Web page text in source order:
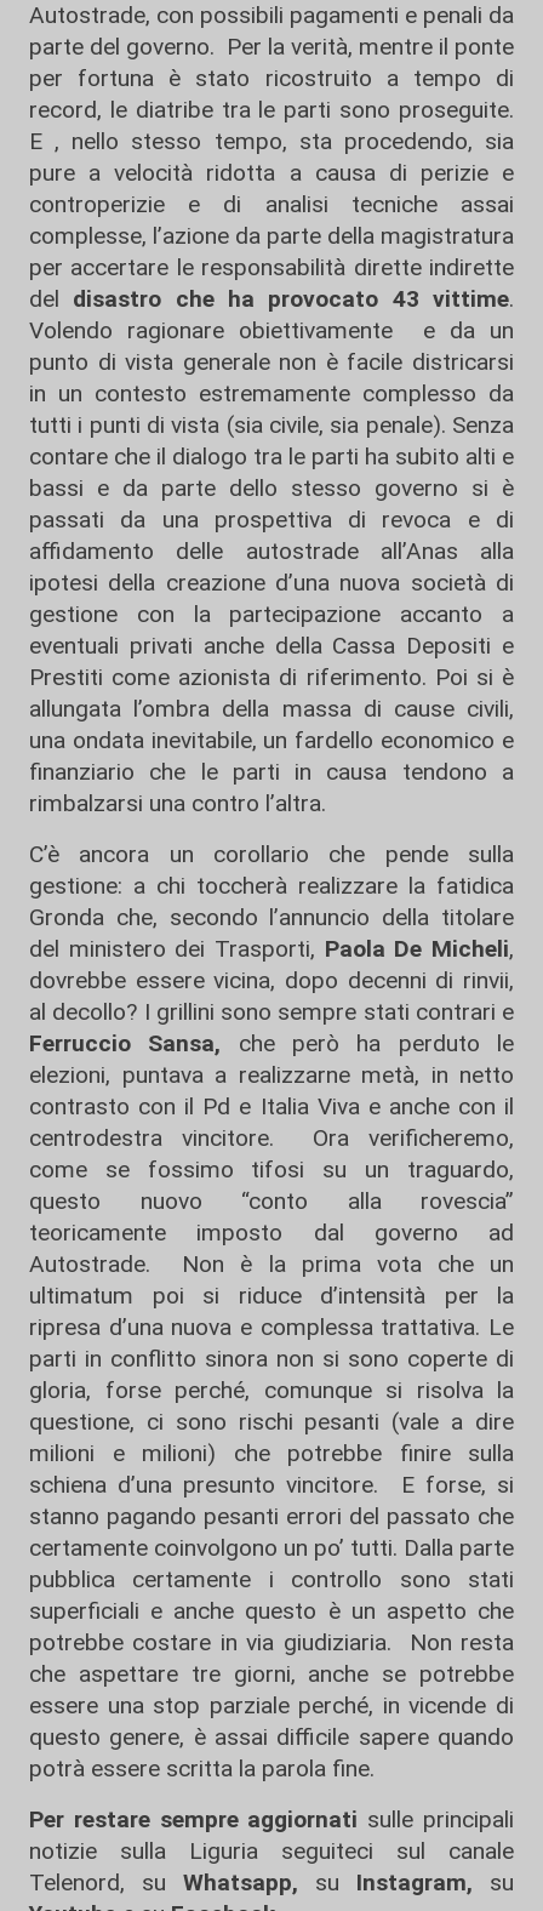
Autostrade, con possibili pagamenti e penali da
parte del governo. Per la verità, mentre il ponte
per fortuna è stato ricostruito a tempo di
record, le diatribe tra le parti sono proseguite.
E , nello stesso tempo, sta procedendo, sia
pure a velocità ridotta a causa di perizie e
controperizie e di analisi tecniche assai
complesse, l’azione da parte della magistratura
per accertare le responsabilità dirette indirette
del disastro che ha provocato 43 vittime.
Volendo ragionare obiettivamente e da un
punto di vista generale non è facile districarsi
in un contesto estremamente complesso da
tutti i punti di vista (sia civile, sia penale). Senza
contare che il dialogo tra le parti ha subito alti e
bassi e da parte dello stesso governo si è
passati da una prospettiva di revoca e di
affidamento delle autostrade all’Anas alla
ipotesi della creazione d’una nuova società di
gestione con la partecipazione accanto a
eventuali privati anche della Cassa Depositi e
Prestiti come azionista di riferimento. Poi si è
allungata l’ombra della massa di cause civili,
una ondata inevitabile, un fardello economico e
finanziario che le parti in causa tendono a
rimbalzarsi una contro l’altra.
C’è ancora un corollario che pende sulla
gestione: a chi toccherà realizzare la fatidica
Gronda che, secondo l’annuncio della titolare
del ministero dei Trasporti, Paola De Micheli,
dovrebbe essere vicina, dopo decenni di rinvii,
al decollo? I grillini sono sempre stati contrari e
Ferruccio Sansa, che però ha perduto le
elezioni, puntava a realizzarne metà, in netto
contrasto con il Pd e Italia Viva e anche con il
centrodestra vincitore. Ora verificheremo,
come se fossimo tifosi su un traguardo,
questo nuovo “conto alla rovescia”
teoricamente imposto dal governo ad
Autostrade. Non è la prima vota che un
ultimatum poi si riduce d’intensità per la
ripresa d’una nuova e complessa trattativa. Le
parti in conflitto sinora non si sono coperte di
gloria, forse perché, comunque si risolva la
questione, ci sono rischi pesanti (vale a dire
milioni e milioni) che potrebbe finire sulla
schiena d’una presunto vincitore. E forse, si
stanno pagando pesanti errori del passato che
certamente coinvolgono un po’ tutti. Dalla parte
pubblica certamente i controllo sono stati
superficiali e anche questo è un aspetto che
potrebbe costare in via giudiziaria. Non resta
che aspettare tre giorni, anche se potrebbe
essere una stop parziale perché, in vicende di
questo genere, è assai difficile sapere quando
potrà essere scritta la parola fine.
Per restare sempre aggiornati sulle principali
notizie sulla Liguria seguiteci sul canale
Telenord, su
Whatsapp, su Instagram, su